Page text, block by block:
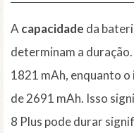
A capacidade da
determinam a
1821 mAh, enquanto o
de 2691 mAh. Isso
8 Plus pode durar